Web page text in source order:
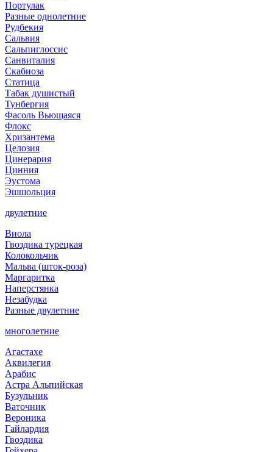
Портулак
Разные однолетние
Рудбекия
Сальвия
Сальпиглоссис
Санвиталия
Скабиоза
Статица
Табак душистый
Тунбергия
Фасоль Вьющаяся
Флокс
Хризантема
Целозия
Цинерария
Цинния
Эустома
Эшшольция
двулетние
Виола
Гвоздика турецкая
Колокольчик
Мальва (шток-роза)
Маргаритка
Наперстянка
Незабудка
Разные двулетние
многолетние
Агастахе
Аквилегия
Арабис
Астра Альпийская
Бузульник
Ваточник
Вероника
Гайлардия
Гвоздика